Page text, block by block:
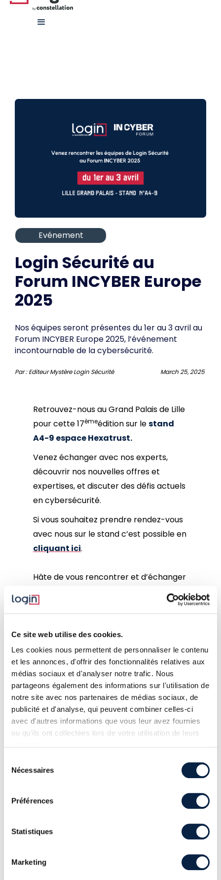
Ce site web utilise des cookies.
Les cookies nous permettent de personnaliser le contenu
et les annonces, d'offrir des fonctionnalités relatives aux
médias sociaux et d'analyser notre trafic. Nous
partageons également des informations sur l'utilisation de
notre site avec nos partenaires de médias sociaux, de
publicité et d'analyse, qui peuvent combiner celles-ci
avec d'autres informations que vous leur avez fournies
ou qu'ils ont collectées lors de votre utilisation de leurs
Nécessaires
Préférences
Statistiques
Marketing
Evénement
Login Sécurité au
Forum INCYBER Europe
2025
Nos équipes seront présentes du 1er au 3 avril au
Forum INCYBER Europe 2025, l’événement
incontournable de la cybersécurité.
Par : Editeur Mystère Login Sécurité March 25, 2025
Retrouvez-nous au Grand Palais de Lille
pour cette 17èmeédition sur lestand
A4-9 espace Hexatrust.
Venez échanger avec nos experts,
découvrir nos nouvelles offres et
expertises, et discuter des défis actuels
en cybersécurité.
Si vous souhaitez prendre rendez-vous
avec nous sur le stand c’est possible en
cliquant ici.
Hâte de vous rencontrer et d’échanger
D'AUTRES ARTICLES
2025
Forum INCYBER Europe 2025, l’événement